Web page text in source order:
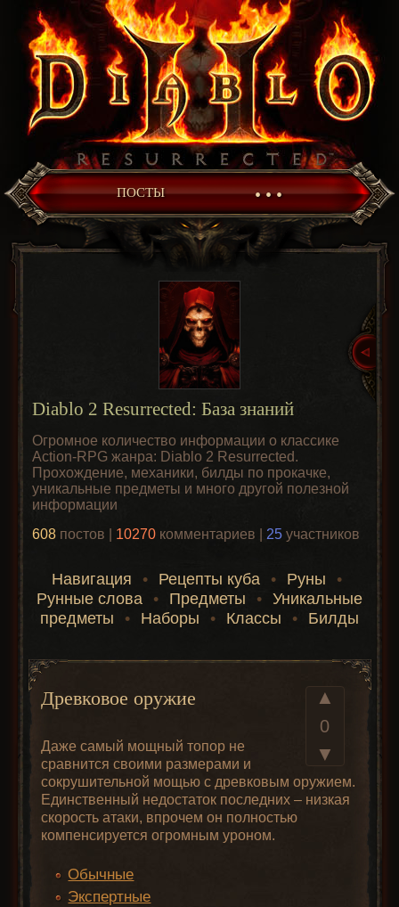
ПОСТЫ • • •
Diablo 2 Resurrected: База знаний
Огромное количество информации о классике
Action-RPG жанра: Diablo 2 Resurrected.
Прохождение, механики, билды по прокачке,
уникальные предметы и много другой полезной
информации
608 постов | 10270 комментариев | 25 участников
Навигация • Рецепты куба • Руны
•
Рунные слова
• Предметы • Уникальные
предметы
• Наборы • Классы • Билды
▲
0
▼
Древковое оружие
Даже самый мощный топор не
сравнится своими размерами и
сокрушительной мощью с древковым оружием.
Единственный недостаток последних – низкая
скорость атаки, впрочем он полностью
компенсируется огромным уроном.
Обычные
Экспертные